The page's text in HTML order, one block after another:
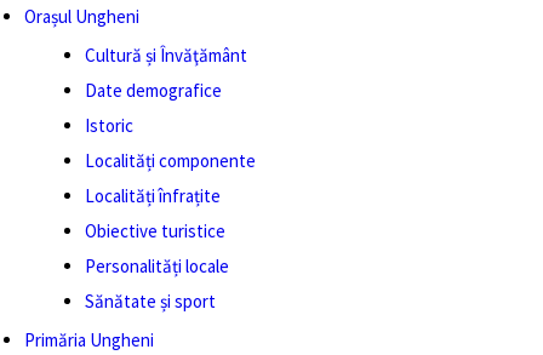
Orașul Ungheni
Cultură și Învăţământ
Date demografice
Istoric
Localități componente
Localități înfrațite
Obiective turistice
Personalități locale
Sănătate și sport
Primăria Ungheni